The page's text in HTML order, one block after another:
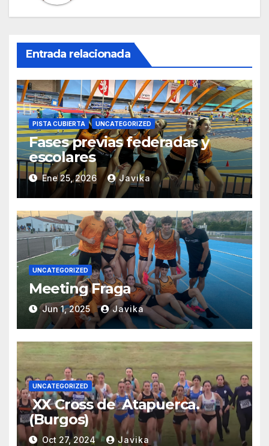
Entrada relacionada
PISTA CUBIERTA UNCATEGORIZED
Fases previas federadas y
escolares
Ene 25, 2026 Javika
UNCATEGORIZED
Meeting Fraga
Jun 1, 2025 Javika
UNCATEGORIZED
XX Cross de Atapuerca.
(Burgos)
Oct 27, 2024 Javika